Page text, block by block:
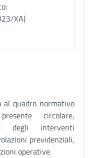
XA)
al quadro normativo
circolare,
degli interventi
previdenziali,
operative.